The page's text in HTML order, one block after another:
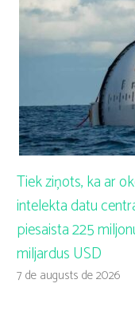
Tiek ziņots, ka ar
intelekta datu
piesaista 225
miljardus USD
7 de augusts de 2026